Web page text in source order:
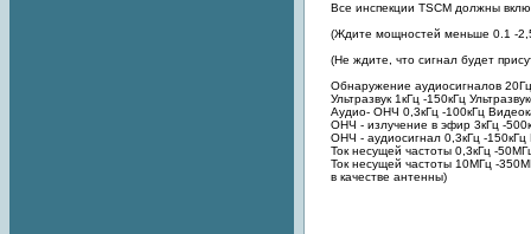
Все инспекции TSCM должны
(Ждите мощностей меньше 0.1 -
(Не ждите, что сигнал будет
Обнаружение аудиосигналов
Ультразвук 1кГц -150кГц
Аудио- ОНЧ 0,3кГц -100кГц
ОНЧ - излучение в эфир 3кГц -
ОНЧ - аудиосигнал 0,3кГц -
Ток несущей частоты 0,3кГц -
Ток несущей частоты 10МГц -
в качестве антенны)